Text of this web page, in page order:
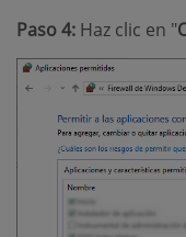
Paso 4: Haz clic en "